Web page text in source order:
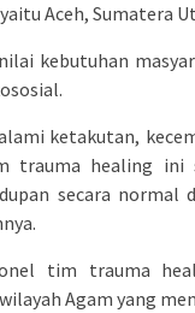
Aceh, Sumatera
kebutuhan
ketakutan,
trauma healing ini
secara normal
tim trauma
Agam yang